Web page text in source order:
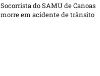
Socorrista do SAMU de Canoas
morre em acidente de trânsito